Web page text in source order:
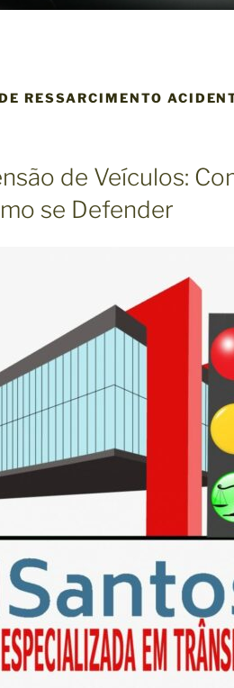
RESSARCIMENTO
de Veículos:
se Defender